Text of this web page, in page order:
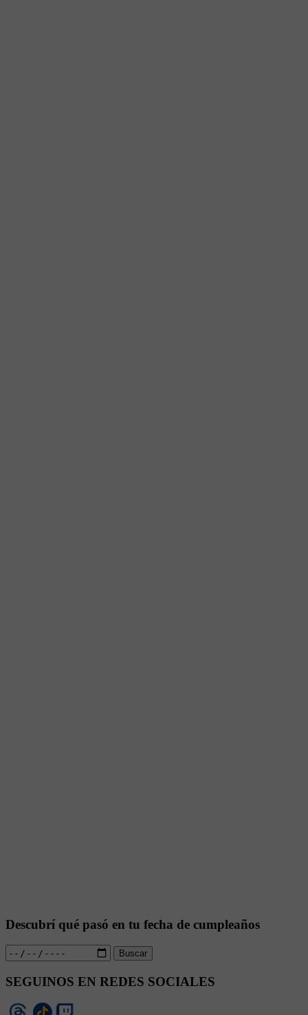
Descubrí qué pasó en tu fecha de cumpleaños
Buscar
SEGUINOS EN REDES SOCIALES